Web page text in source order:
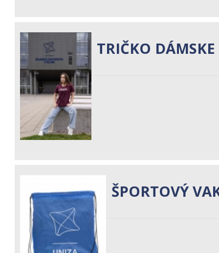
TRIČKO
ŠPORTOVÝ